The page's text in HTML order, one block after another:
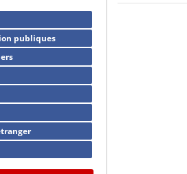
publiques